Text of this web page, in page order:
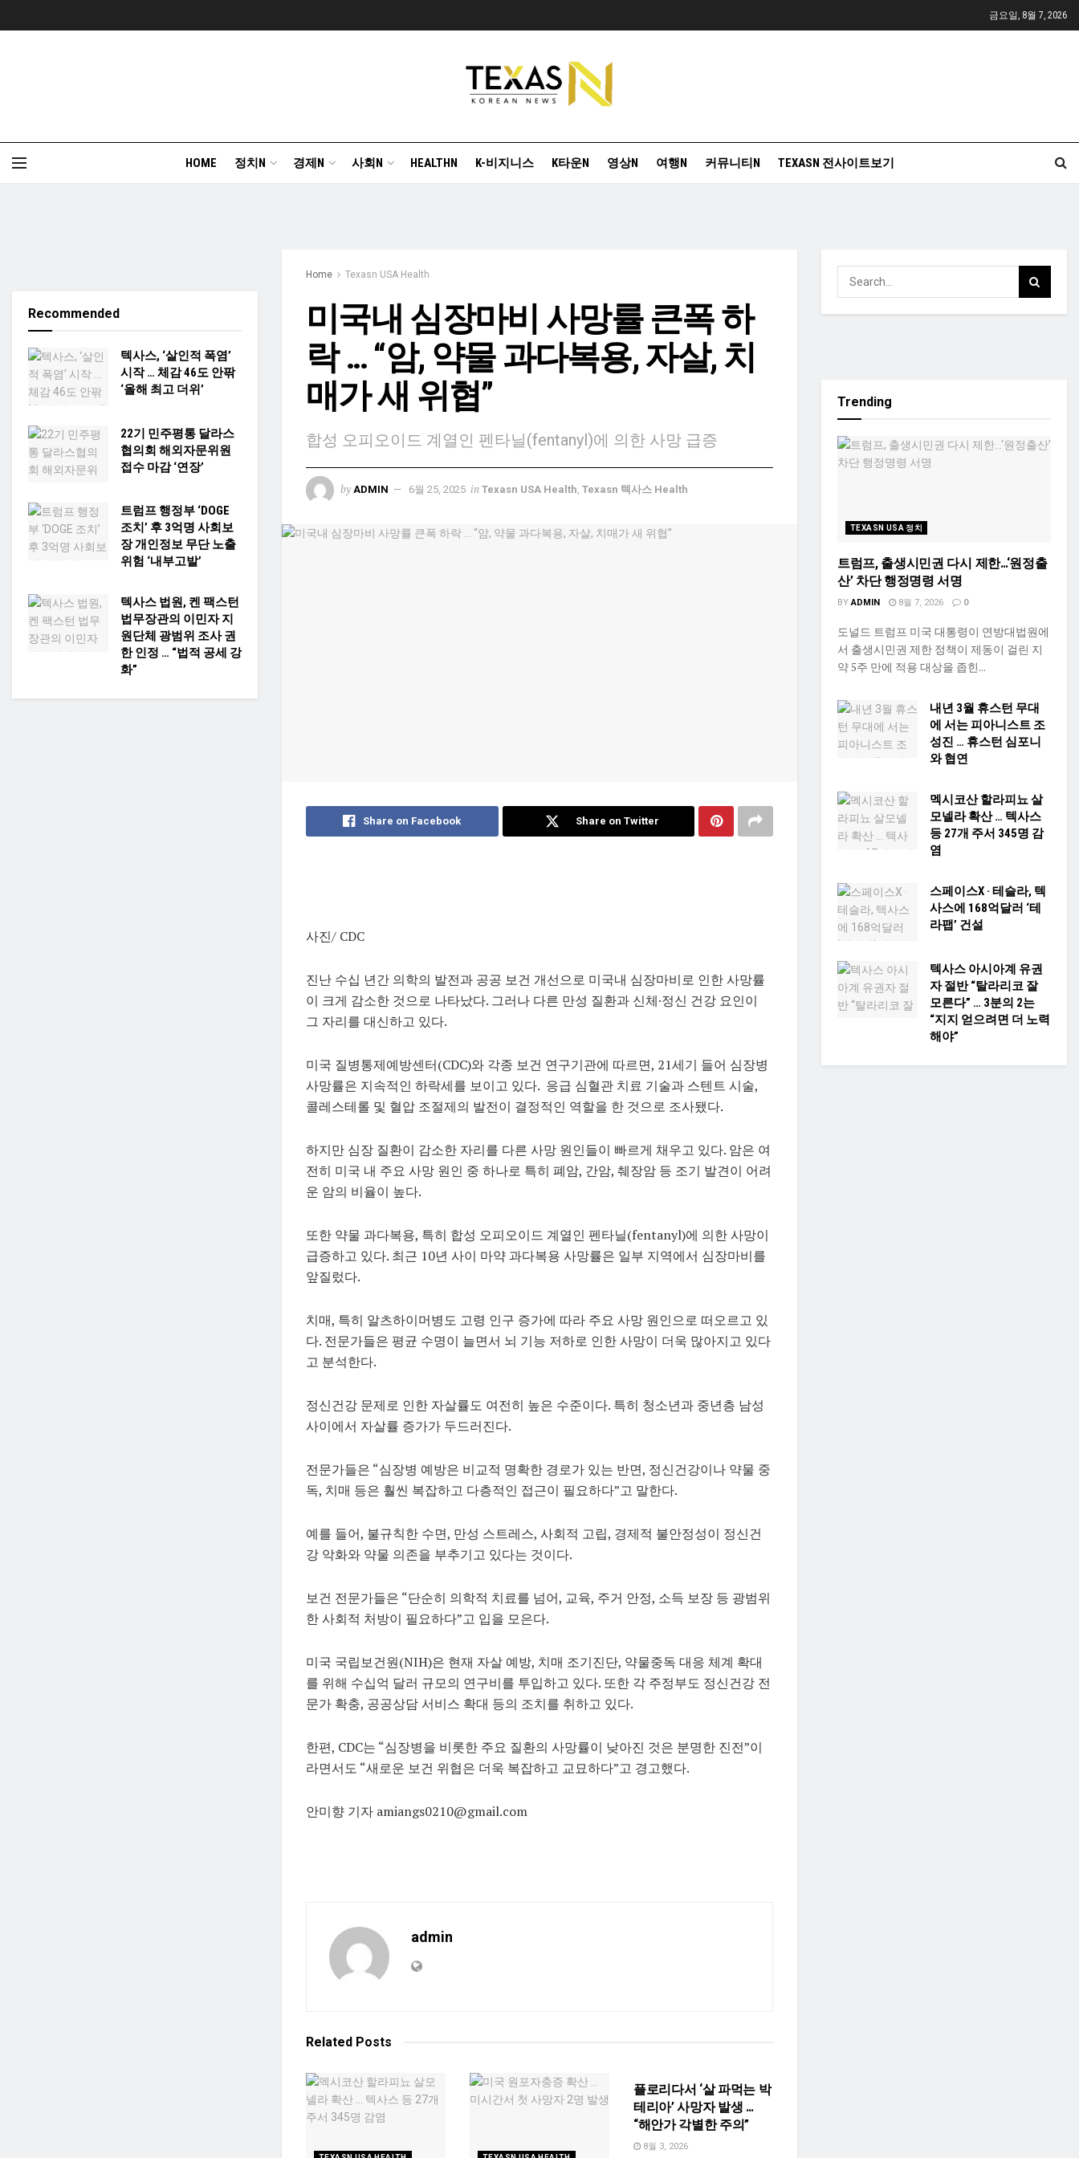
금요일, 8월 7, 2026
HOME 정치N 경제N 사회N HEALTHN K-비지니스 K타운N 영상N 여행N 커뮤니티N TEXASN 전사이트보기
Home Texasn USA Health
미국내 심장마비 사망률 큰폭 하
락 … “암, 약물 과다복용, 자살, 치
매가 새 위협”
합성 오피오이드 계열인 펜타닐(fentanyl)에 의한 사망 급증
by ADMIN 6월 25, 2025 in Texasn USA Health Texasn 텍사스 Health
Share on Facebook Share on Twitter
사진/ CDC
진난 수십 년간 의학의 발전과 공공 보건 개선으로 미국내 심장마비로 인한 사망률
이 크게 감소한 것으로 나타났다. 그러나 다른 만성 질환과 신체·정신 건강 요인이
그 자리를 대신하고 있다.
미국 질병통제예방센터(CDC)와 각종 보건 연구기관에 따르면, 21세기 들어 심장병
사망률은 지속적인 하락세를 보이고 있다. 응급 심혈관 치료 기술과 스텐트 시술,
콜레스테롤 및 혈압 조절제의 발전이 결정적인 역할을 한 것으로 조사됐다.
하지만 심장 질환이 감소한 자리를 다른 사망 원인들이 빠르게 채우고 있다. 암은 여
전히 미국 내 주요 사망 원인 중 하나로 특히 폐암, 간암, 췌장암 등 조기 발견이 어려
운 암의 비율이 높다.
또한 약물 과다복용, 특히 합성 오피오이드 계열인 펜타닐(fentanyl)에 의한 사망이
급증하고 있다. 최근 10년 사이 마약 과다복용 사망률은 일부 지역에서 심장마비를
앞질렀다.
치매, 특히 알츠하이머병도 고령 인구 증가에 따라 주요 사망 원인으로 떠오르고 있
다. 전문가들은 평균 수명이 늘면서 뇌 기능 저하로 인한 사망이 더욱 많아지고 있다
고 분석한다.
정신건강 문제로 인한 자살률도 여전히 높은 수준이다. 특히 청소년과 중년층 남성
사이에서 자살률 증가가 두드러진다.
전문가들은 “심장병 예방은 비교적 명확한 경로가 있는 반면, 정신건강이나 약물 중
독, 치매 등은 훨씬 복잡하고 다층적인 접근이 필요하다”고 말한다.
예를 들어, 불규칙한 수면, 만성 스트레스, 사회적 고립, 경제적 불안정성이 정신건
강 악화와 약물 의존을 부추기고 있다는 것이다.
보건 전문가들은 “단순히 의학적 치료를 넘어, 교육, 주거 안정, 소득 보장 등 광범위
한 사회적 처방이 필요하다”고 입을 모은다.
미국 국립보건원(NIH)은 현재 자살 예방, 치매 조기진단, 약물중독 대응 체계 확대
를 위해 수십억 달러 규모의 연구비를 투입하고 있다. 또한 각 주정부도 정신건강 전
문가 확충, 공공상담 서비스 확대 등의 조치를 취하고 있다.
한편, CDC는 “심장병을 비롯한 주요 질환의 사망률이 낮아진 것은 분명한 진전”이
라면서도 “새로운 보건 위협은 더욱 복잡하고 교묘하다”고 경고했다.
안미향 기자 amiangs0210@gmail.com
admin
Related Posts
플로리다서 ‘살 파먹는 박
테리아’ 사망자 발생 …
“해안가 각별한 주의”
8월 3, 2026
Recommended
텍사스, ‘살인적 폭염’
시작 … 체감 46도 안팎
‘올해 최고 더위’
22기 민주평통 달라스
협의회 해외자문위원
접수 마감 ‘연장’
트럼프 행정부 ‘DOGE
조치’ 후 3억명 사회보
장 개인정보 무단 노출
위험 ‘내부고발’
텍사스 법원, 켄 팩스턴
법무장관의 이민자 지
원단체 광범위 조사 권
한 인정 … “법적 공세 강
화”
Trending
TEXASN USA 정치
트럼프, 출생시민권 다시 제한…‘원정출
산’ 차단 행정명령 서명
BY ADMIN 8월 7, 2026 0
도널드 트럼프 미국 대통령이 연방대법원에
서 출생시민권 제한 정책이 제동이 걸린 지
약 5주 만에 적용 대상을 좁힌...
내년 3월 휴스턴 무대
에 서는 피아니스트 조
성진 … 휴스턴 심포니
와 협연
멕시코산 할라피뇨 살
모넬라 확산 … 텍사스
등 27개 주서 345명 감
염
스페이스X · 테슬라, 텍
사스에 168억달러 ‘테
라팹’ 건설
텍사스 아시아계 유권
자 절반 “탈라리코 잘
모른다” … 3분의 2는
“지지 얻으려면 더 노력
해야”